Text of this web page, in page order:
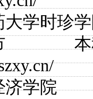
大学时珍
阳
济学院